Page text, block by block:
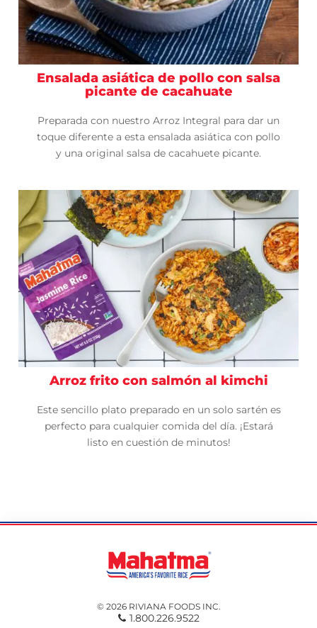
Ensalada asiática de pollo con salsa
picante de cacahuate
Preparada con nuestro Arroz Integral para dar un
toque diferente a esta ensalada asiática con pollo
y una original salsa de cacahuete picante.
Arroz frito con salmón al kimchi
Este sencillo plato preparado en un solo sartén es
perfecto para cualquier comida del día. ¡Estará
listo en cuestión de minutos!
© 2026 RIVIANA FOODS INC.
1.800.226.9522